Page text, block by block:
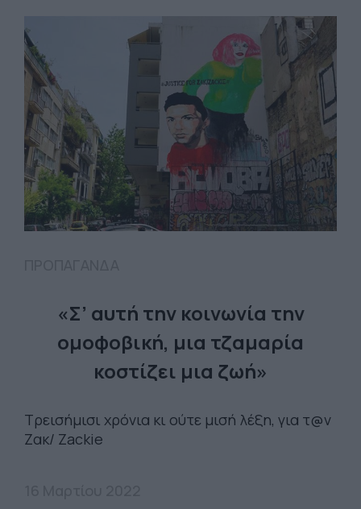
«Σ’ αυτή την κοινωνία την
ομοφοβική, μια τζαμαρία
κοστίζει μια ζωή»
Τρεισήμισι χρόνια κι ούτε μισή λέξη, για τ@ν
Ζακ/ Zackie